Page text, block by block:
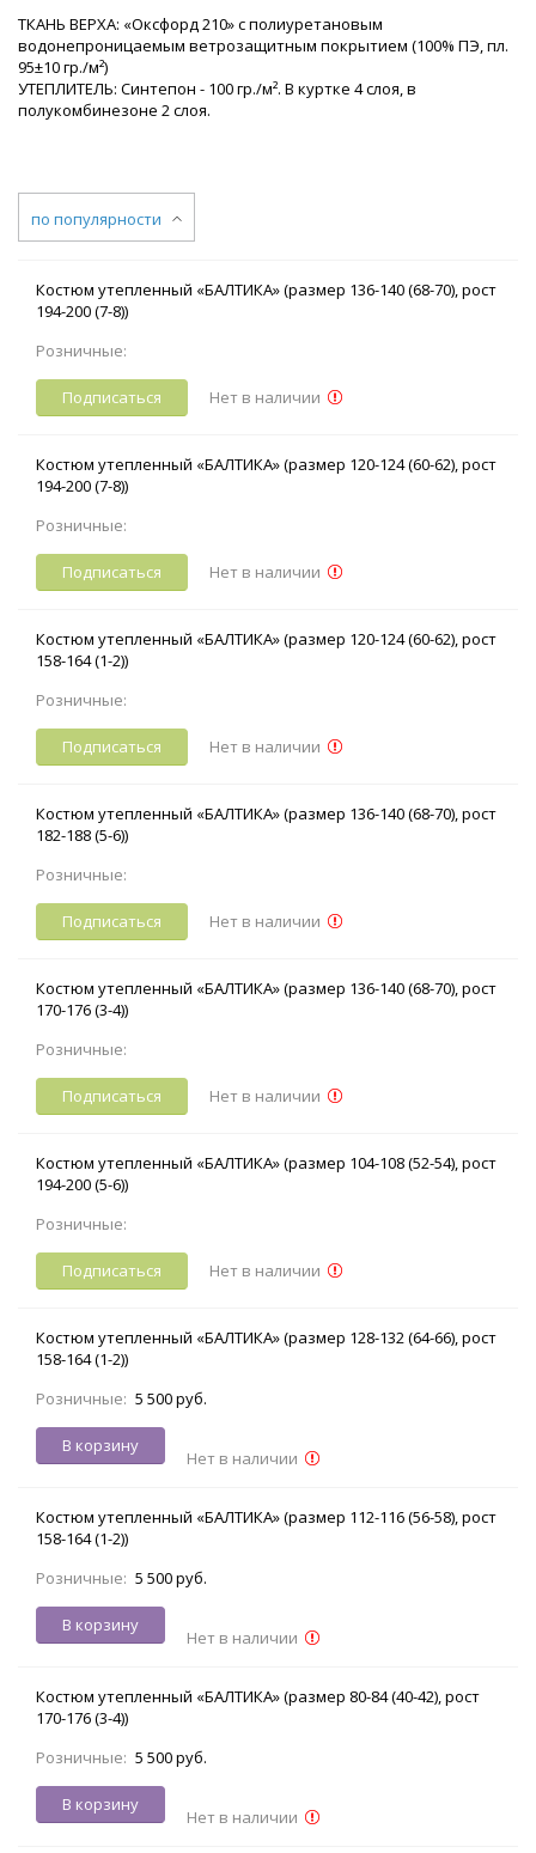
ТКАНЬ ВЕРХА: «Оксфорд 210» с полиуретановым
водонепроницаемым ветрозащитным покрытием (100% ПЭ, пл.
95±10 гр./м²)
УТЕПЛИТЕЛЬ: Синтепон - 100 гр./м². В куртке 4 слоя, в
полукомбинезоне 2 слоя.
по популярности
Костюм утепленный «БАЛТИКА» (размер 136-140 (68-70), рост
194-200 (7-8))
Розничные:
Подписаться Нет в наличии
Костюм утепленный «БАЛТИКА» (размер 120-124 (60-62), рост
194-200 (7-8))
Розничные:
Подписаться Нет в наличии
Костюм утепленный «БАЛТИКА» (размер 120-124 (60-62), рост
158-164 (1-2))
Розничные:
Подписаться Нет в наличии
Костюм утепленный «БАЛТИКА» (размер 136-140 (68-70), рост
182-188 (5-6))
Розничные:
Подписаться Нет в наличии
Костюм утепленный «БАЛТИКА» (размер 136-140 (68-70), рост
170-176 (3-4))
Розничные:
Подписаться Нет в наличии
Костюм утепленный «БАЛТИКА» (размер 104-108 (52-54), рост
194-200 (5-6))
Розничные:
Подписаться Нет в наличии
Костюм утепленный «БАЛТИКА» (размер 128-132 (64-66), рост
158-164 (1-2))
Розничные: 5 500 руб.
В корзину
Нет в наличии
Костюм утепленный «БАЛТИКА» (размер 112-116 (56-58), рост
158-164 (1-2))
Розничные: 5 500 руб.
В корзину
Нет в наличии
Костюм утепленный «БАЛТИКА» (размер 80-84 (40-42), рост
170-176 (3-4))
Розничные: 5 500 руб.
В корзину
Нет в наличии